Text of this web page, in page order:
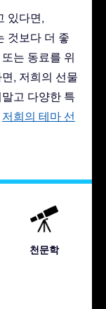
있다면,
것보다 더 좋
는 동료를 위
, 저희의 선물
고 다양한 특
저희의 테마 선
천문학